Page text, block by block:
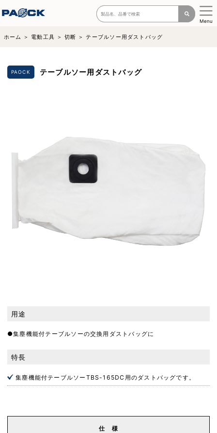
Menu
ホーム 電動工具 切断 テーブルソー用ダストバッグ
PAOCK テーブルソー用ダストバッグ
用途
●集塵機能付テーブルソーの交換用ダストバッグに
特長
集塵機能付テーブルソーTBS-165DC用のダストバッグです。
仕 様